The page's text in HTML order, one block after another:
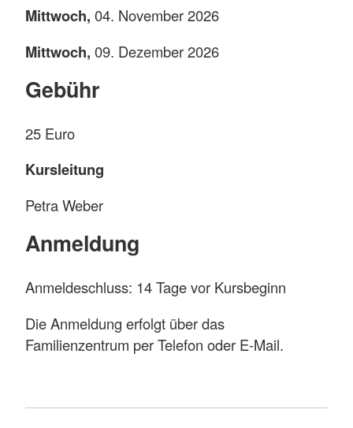
Mittwoch, 04. November 2026
Mittwoch, 09. Dezember 2026
Gebühr
25 Euro
Kursleitung
Petra Weber
Anmeldung
Anmeldeschluss: 14 Tage vor Kursbeginn
Die Anmeldung erfolgt über das
Familienzentrum per Telefon oder E-Mail.